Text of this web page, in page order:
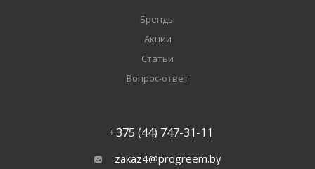
Бренды
Акции
Статьи
Вопрос-ответ
+375 (44) 747-31-11
zakaz4@progreem.by